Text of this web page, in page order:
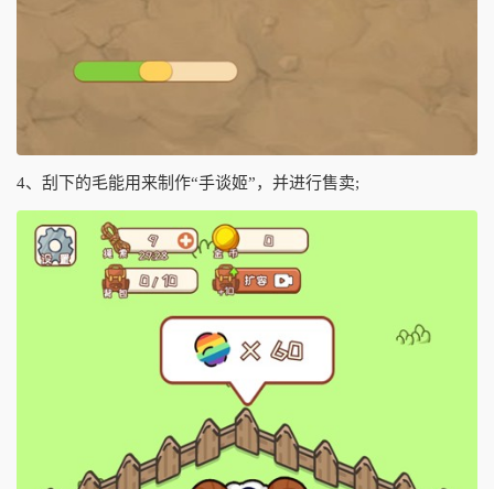
4、刮下的毛能用来制作“手谈姬”，并进行售卖;